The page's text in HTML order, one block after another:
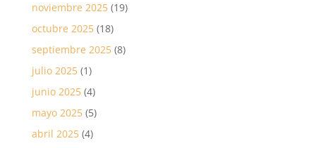
noviembre 2025(19)
octubre 2025(18)
septiembre 2025(8)
julio 2025(1)
junio 2025(4)
mayo 2025(5)
abril 2025(4)